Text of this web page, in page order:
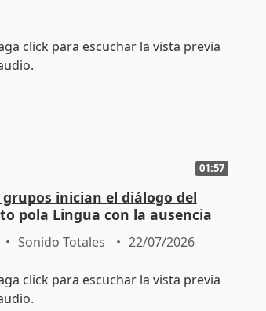
01:57
grupos inician el diálogo del
pola Lingua con la ausencia
Sonido Totales 22/07/2026